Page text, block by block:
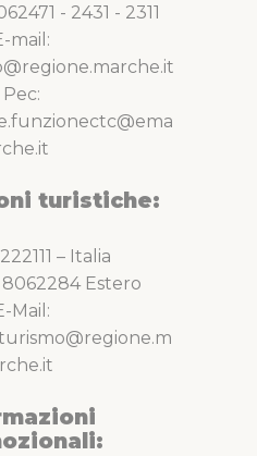
- 2431 - 2311
mail:
Pec:
turistiche:
– Italia
8062284 Estero
Mail: